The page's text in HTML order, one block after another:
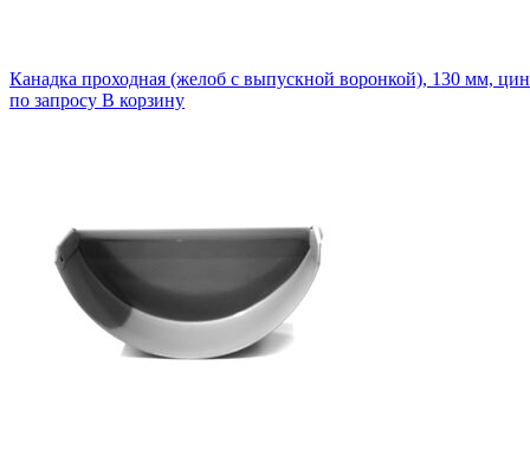
Канадка проходная (желоб с выпускной воронкой), 130 мм,
по запросу В корзину